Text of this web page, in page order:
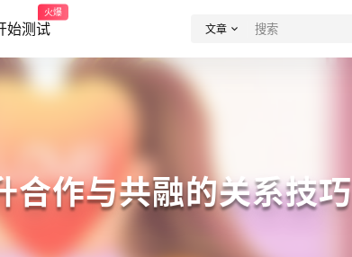
始测试
火爆
文章
合作与共融的关系技巧